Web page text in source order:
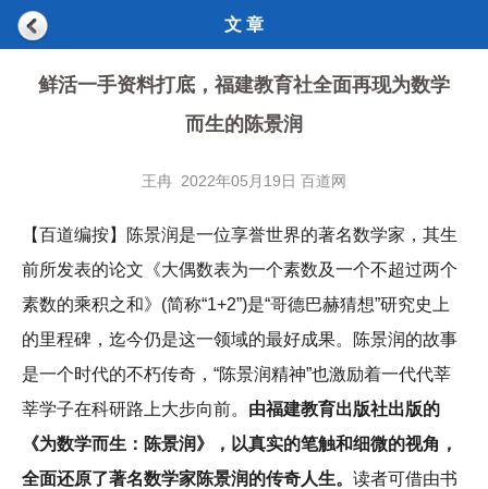
文 章
鲜活一手资料打底，福建教育社全面再现为数学
而生的陈景润
王冉 2022年05月19日 百道网
【百道编按】陈景润是一位享誉世界的著名数学家，其生
前所发表的论文《大偶数表为一个素数及一个不超过两个
素数的乘积之和》(简称“1+2”)是“哥德巴赫猜想”研究史上
的里程碑，迄今仍是这一领域的最好成果。陈景润的故事
是一个时代的不朽传奇，“陈景润精神”也激励着一代代莘
莘学子在科研路上大步向前。 由福建教育出版社出版的
《为数学而生：陈景润》，以真实的笔触和细微的视角，
全面还原了著名数学家陈景润的传奇人生。 读者可借由书